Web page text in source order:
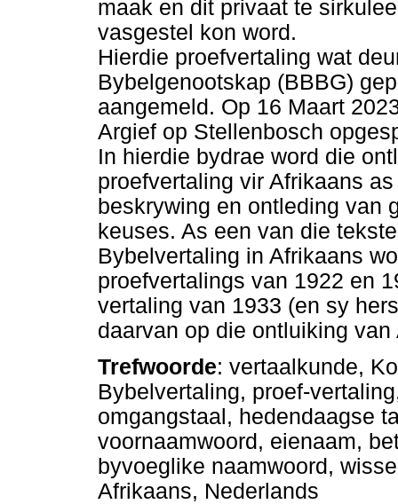
maak en dit privaat te
vasgestel kon word.
Hierdie proefvertaling wat
Bybelgenootskap (BBBG)
aangemeld. Op 16 Maart
Argief op Stellenbosch
In hierdie bydrae word die
proefvertaling vir Afrikaans
beskrywing en ontleding van
keuses. As een van die
Bybelvertaling in Afrikaans
proefvertalings van 1922 en
vertaling van 1933 (en sy
daarvan op die ontluiking
Trefwoorde: vertaalkunde,
Bybelvertaling, proef-
omgangstaal, hedendaagse
voornaamwoord, eienaam,
byvoeglike naamwoord,
Afrikaans, Nederlands